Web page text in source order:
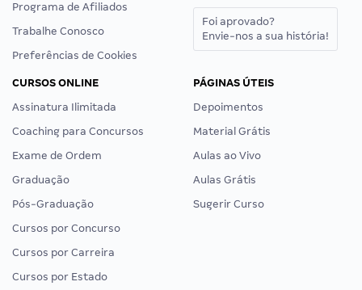
Programa de Afiliados
Trabalhe Conosco
Preferências de Cookies
Foi aprovado?
Envie-nos a sua história!
CURSOS ONLINE
Assinatura Ilimitada
Coaching para Concursos
Exame de Ordem
Graduação
Pós-Graduação
Cursos por Concurso
Cursos por Carreira
Cursos por Estado
PÁGINAS ÚTEIS
Depoimentos
Material Grátis
Aulas ao Vivo
Aulas Grátis
Sugerir Curso